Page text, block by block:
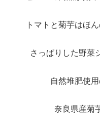
トマトと菊芋はほん
さっぱりした野菜
自然堆肥使
奈良県産菊